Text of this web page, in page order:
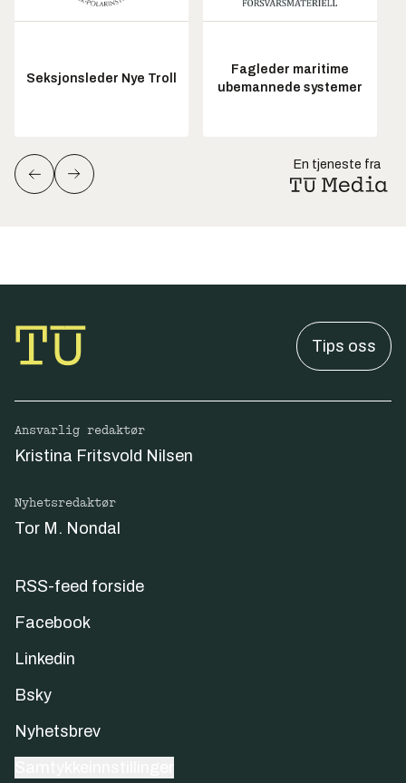
Seksjonsleder Nye Troll
Fagleder maritime
ubemannede systemer
En tjeneste fra
Tips oss
Ansvarlig redaktør
Kristina Fritsvold Nilsen
Nyhetsredaktør
Tor M. Nondal
RSS-feed forside
Facebook
Linkedin
Bsky
Nyhetsbrev